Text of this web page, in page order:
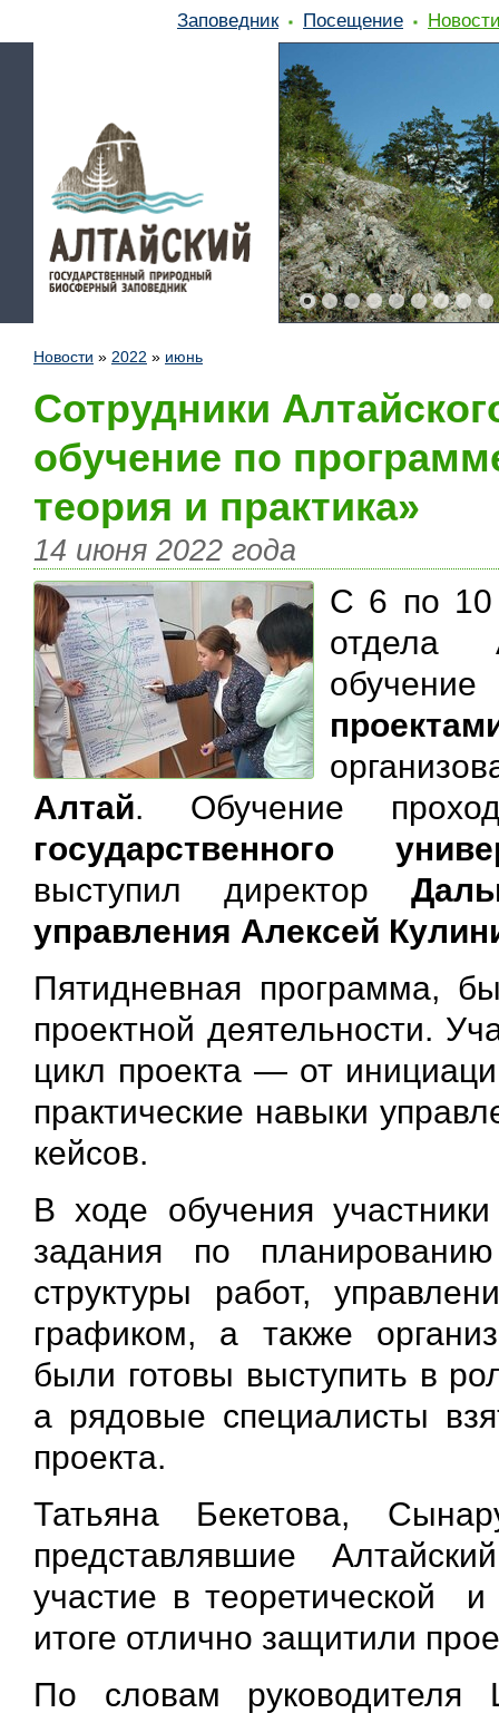
Заповедник Посещение
Новости » 2022 » июнь
Сотрудники
обучение по
теория и практика»
14 июня 2022 года
С 6 по 10
отдела
Алтай. Обучение
государственного
выступил директор
управления Алексей
Пятидневная программа,
проектной деятельности.
цикл проекта — от
практические навыки
кейсов.
В ходе обучения
задания по
структуры работ,
графиком, а также
были готовы выступить в
а рядовые специалисты
проекта.
Татьяна Бекетова,
представлявшие
участие в теоретической и
итоге отлично защитили
По словам руководителя